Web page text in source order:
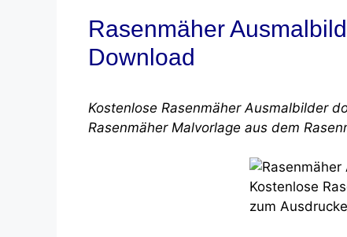
Rasenmäher
Download
Kostenlose Rasenmäher Ausmalbilder
Rasenmäher Malvorlage aus dem